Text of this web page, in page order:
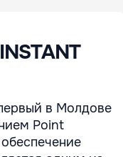
в Молдове
Point